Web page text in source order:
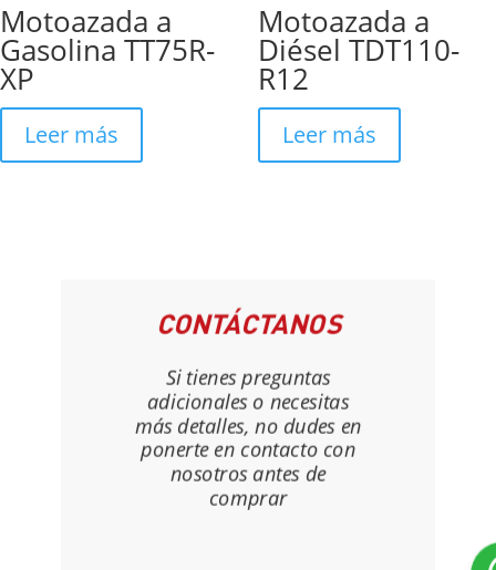
Motoazada a
Gasolina TT75R-
XP
Leer más
Motoazada a
Diésel TDT110-
R12
Leer más
CONTÁCTANOS
Si tienes preguntas
adicionales o necesitas
más detalles, no dudes en
ponerte en contacto con
nosotros antes de
comprar